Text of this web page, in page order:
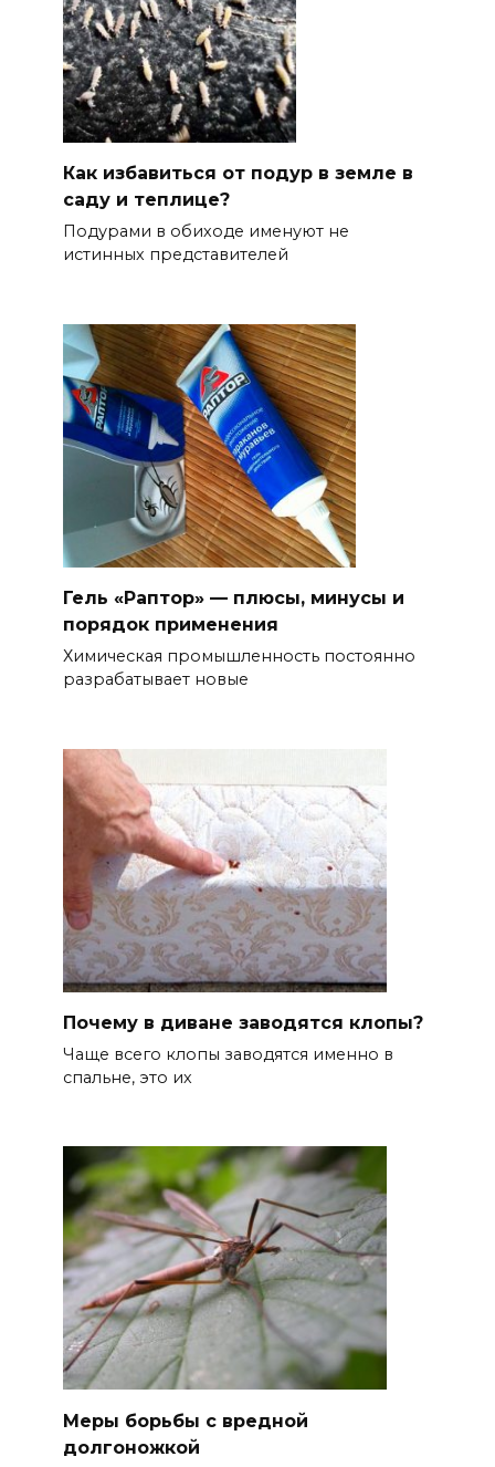
Как избавиться от подур в земле в
саду и теплице?
Подурами в обиходе именуют не
истинных представителей
Гель «Раптор» — плюсы, минусы и
порядок применения
Химическая промышленность постоянно
разрабатывает новые
Почему в диване заводятся клопы?
Чаще всего клопы заводятся именно в
спальне, это их
Меры борьбы с вредной
долгоножкой